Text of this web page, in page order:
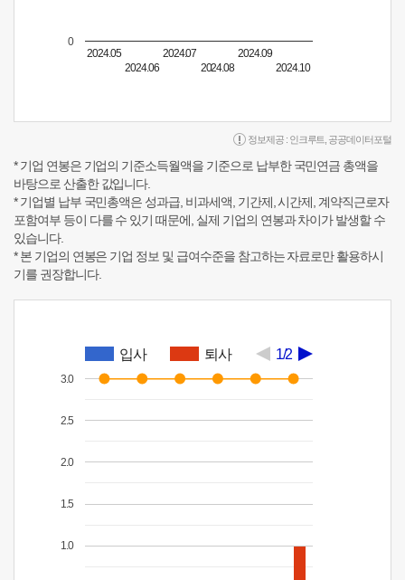
2024.05
2024.06
2024.07
2024.08
2024.09
2024.10
0
정보제공 : 인크루트 공공데이터포털
* 기업 연봉은 기업의 기준소득월액을 기준으로 납부한 국민연금 총액을
바탕으로 산출한 값입니다.
* 기업별 납부 국민총액은 성과급, 비과세액, 기간제, 시간제, 계약직근로자
포함여부 등이 다를 수 있기 때문에, 실제 기업의 연봉과 차이가 발생할 수
있습니다.
* 본 기업의 연봉은 기업 정보 및 급여수준을 참고하는 자료로만 활용하시
기를 권장합니다.
입사 퇴사 1/2
1.0
1.5
2.0
2.5
3.0